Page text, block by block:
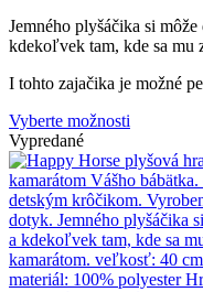
Jemného plyšáčika si
kdekoľvek tam, kde sa mu
I tohto zajačika je možné
Vyberte možnosti
Vypredané